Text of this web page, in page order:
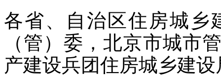
各省、自治区住房城乡
（管）委，北京市城市
产建设兵团住房城乡建